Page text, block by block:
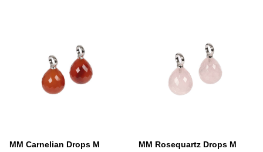
MM Carnelian Drops M
MM Rosequartz Drops M